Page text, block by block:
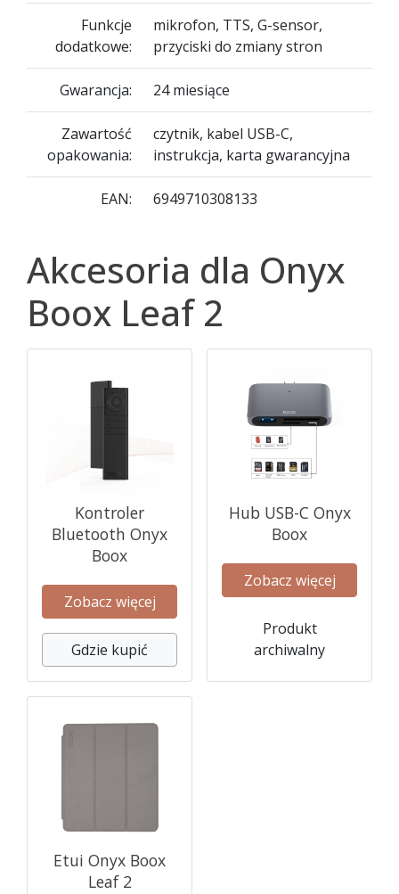
Funkcje
dodatkowe:
mikrofon, TTS, G-sensor,
przyciski do zmiany stron
Gwarancja: 24 miesiące
Zawartość
opakowania:
czytnik, kabel USB-C,
instrukcja, karta gwarancyjna
EAN: 6949710308133
Akcesoria dla Onyx
Boox Leaf 2
Kontroler
Bluetooth Onyx
Boox
Zobacz więcej
Gdzie kupić
Hub USB-C Onyx
Boox
Zobacz więcej
Produkt
archiwalny
Etui Onyx Boox
Leaf 2